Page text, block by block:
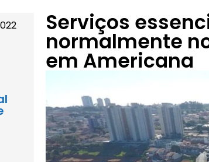
Serviços
normalmente
em Americana